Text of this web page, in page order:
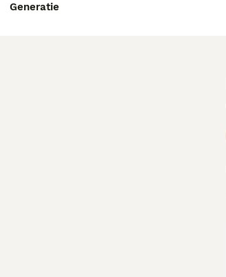
Generatie